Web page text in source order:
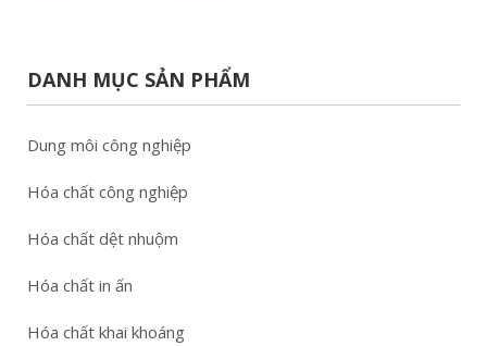
DANH MỤC SẢN PHẨM
Dung môi công nghiệp
Hóa chất công nghiệp
Hóa chất dệt nhuộm
Hóa chất in ấn
Hóa chất khai khoáng